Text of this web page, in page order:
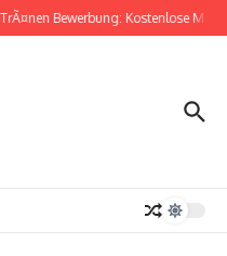
Bewerbung: Kostenlose